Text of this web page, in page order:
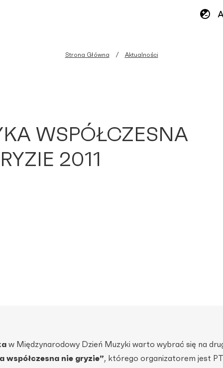
Strona Główna Aktualności
WSPÓŁCZESNA
2011
w Międzynarodowy Dzień Muzyki warto wybrać się na
współczesna nie gryzie”, którego organizatorem jest